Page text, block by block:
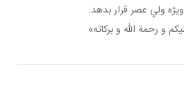
ولي عصر قرار بدهد.
و رحمة الله و برکاته»